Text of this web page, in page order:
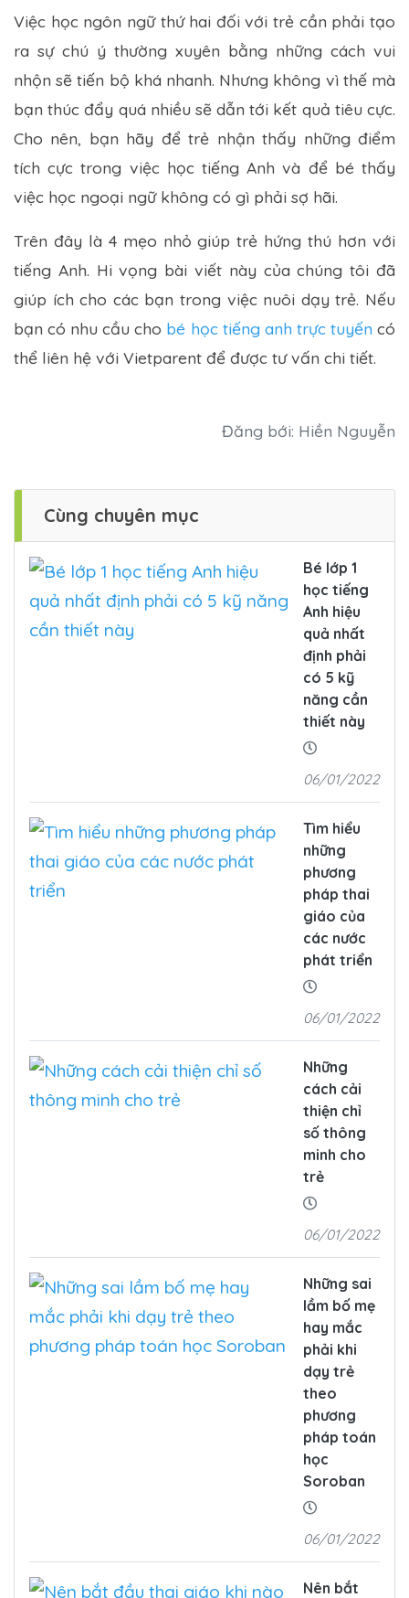
Việc học ngôn ngữ thứ hai đối với trẻ cần phải tạo
ra sự chú ý thường xuyên bằng những cách vui
nhộn sẽ tiến bộ khá nhanh. Nhưng không vì thế mà
bạn thúc đẩy quá nhiều sẽ dẫn tới kết quả tiêu cực.
Cho nên, bạn hãy để trẻ nhận thấy những điểm
tích cực trong việc học tiếng Anh và để bé thấy
việc học ngoại ngữ không có gì phải sợ hãi.
Trên đây là 4 mẹo nhỏ giúp trẻ hứng thú hơn với
tiếng Anh. Hi vọng bài viết này của chúng tôi đã
giúp ích cho các bạn trong việc nuôi dạy trẻ. Nếu
bạn có nhu cầu cho bé học tiếng anh trực tuyếncó
thể liên hệ với Vietparent để được tư vấn chi tiết.
Đăng bới: Hiền Nguyễn
Cùng chuyên mục
Bé lớp 1
học tiếng
Anh hiệu
quả nhất
định phải
có 5 kỹ
năng cần
thiết này
06/01/2022
Tìm hiểu
những
phương
pháp thai
giáo của
các nước
phát triển
06/01/2022
Những
cách cải
thiện chỉ
số thông
minh cho
trẻ
06/01/2022
Những sai
lầm bố mẹ
hay mắc
phải khi
dạy trẻ
theo
phương
pháp toán
học
Soroban
06/01/2022
Nên bắt